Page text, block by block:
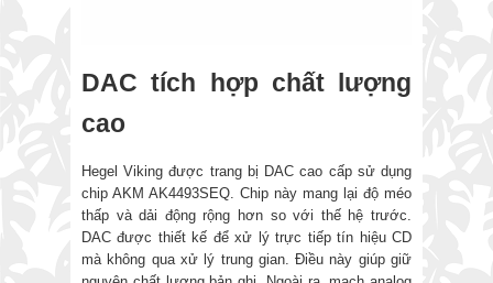
DAC tích hợp chất lượng
cao
Hegel Viking được trang bị DAC cao cấp sử dụng
chip AKM AK4493SEQ. Chip này mang lại độ méo
thấp và dải động rộng hơn so với thế hệ trước.
DAC được thiết kế để xử lý trực tiếp tín hiệu CD
mà không qua xử lý trung gian. Điều này giúp giữ